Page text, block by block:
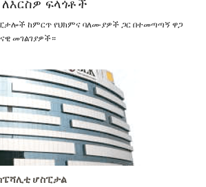
ለእርስዎ ፍላጎቶች
ከምርጥ የህክምና ባለሙያዎች ጋር በተመጣጣኝ ዋጋ
መገልገያዎች።
ሆስፒታል